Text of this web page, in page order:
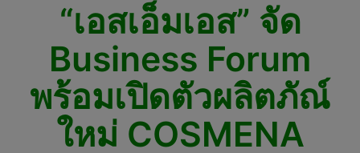
“เอสเอ็มเอส” จัด
Business Forum
พร้อมเปิดตัวผลิตภัณ์
ใหม่ COSMENA